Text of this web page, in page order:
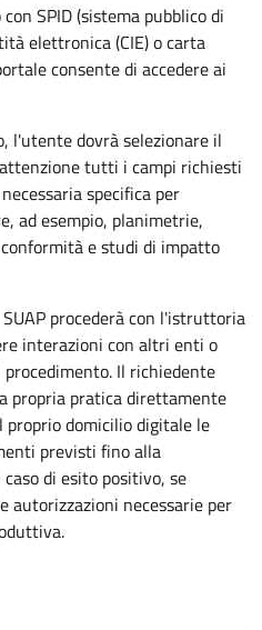
SPID (sistema pubblico di
elettronica (CIE) o carta
consente di accedere ai
l'utente dovrà selezionare il
tutti i campi richiesti
specifica per
ad esempio, planimetrie,
e studi di impatto
procederà con l'istruttoria
interazioni con altri enti o
Il richiedente
propria pratica direttamente
domicilio digitale le
previsti fino alla
di esito positivo, se
autorizzazioni necessarie per